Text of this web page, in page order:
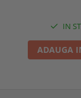
IN
ADAUGA